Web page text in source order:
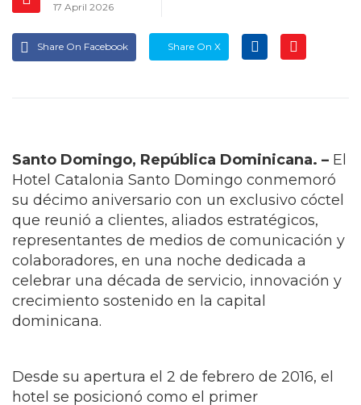
17 April 2026
Share On Facebook Share On X
Santo Domingo, República Dominicana. – El
Hotel Catalonia Santo Domingo conmemoró
su décimo aniversario con un exclusivo cóctel
que reunió a clientes, aliados estratégicos,
representantes de medios de comunicación y
colaboradores, en una noche dedicada a
celebrar una década de servicio, innovación y
crecimiento sostenido en la capital
dominicana.
Desde su apertura el 2 de febrero de 2016, el
hotel se posicionó como el primer